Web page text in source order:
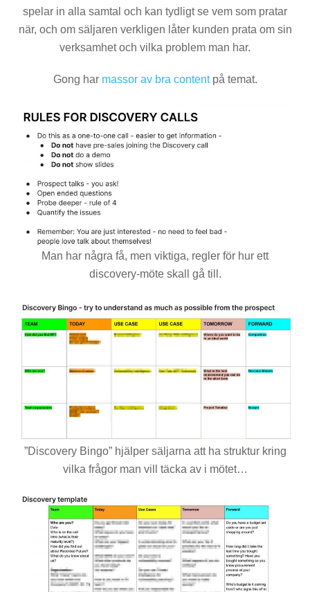
spelar in alla samtal och kan tydligt se vem som pratar
när, och om säljaren verkligen låter kunden prata om sin
verksamhet och vilka problem man har.
Gong har massor av bra contentpå temat.
Man har några få, men viktiga, regler för hur ett
discovery-möte skall gå till.
”Discovery Bingo” hjälper säljarna att ha struktur kring
vilka frågor man vill täcka av i mötet…